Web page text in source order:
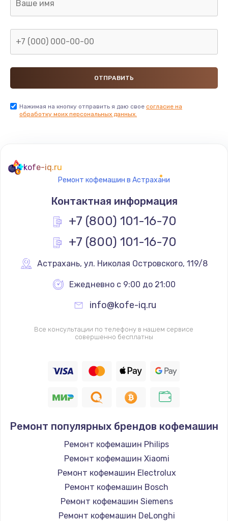
Заказать
Ремонт дренажа
2400 руб.
Ремонт электронного узла
Заказать
Нажимая на кнопку отправить я даю свое согласие на
обработку моих персональных данных.
kofe-iq.ru
Ремонт кофемашин в Астрахани
Контактная информация
+7 (800) 101-16-70
+7 (800) 101-16-70
Астрахань, ул. Николая Островского, 119/8
Ежедневно с 9:00 до 21:00
info@kofe-iq.ru
Все консультации по телефону в нашем сервисе
совершенно бесплатны
Ремонт популярных брендов кофемашин
Ремонт кофемашин Philips
Ремонт кофемашин Xiaomi
Ремонт кофемашин Electrolux
Ремонт кофемашин Bosch
Ремонт кофемашин Siemens
Ремонт кофемашин DeLonghi